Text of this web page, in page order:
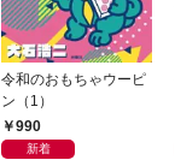
令和のおもちゃウーピ
ン（1）
990
新着